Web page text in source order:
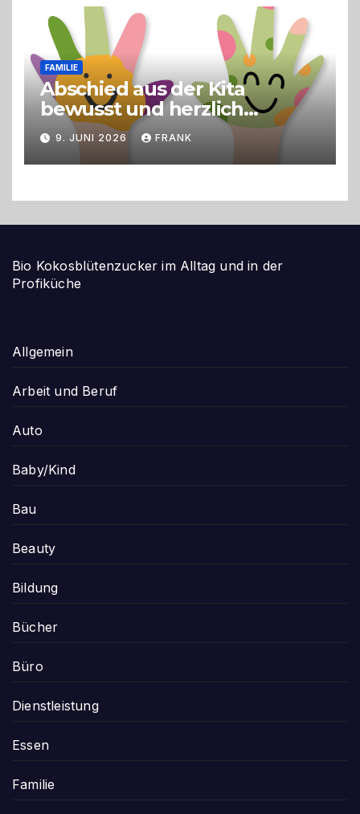
FAMILIE
Abschied aus der Kita
bewusst und herzlich
gestalten
9. JUNI 2026 FRANK
Bio Kokosblütenzucker im Alltag und in der
Profiküche
Allgemein
Arbeit und Beruf
Auto
Baby/Kind
Bau
Beauty
Bildung
Bücher
Büro
Dienstleistung
Essen
Familie